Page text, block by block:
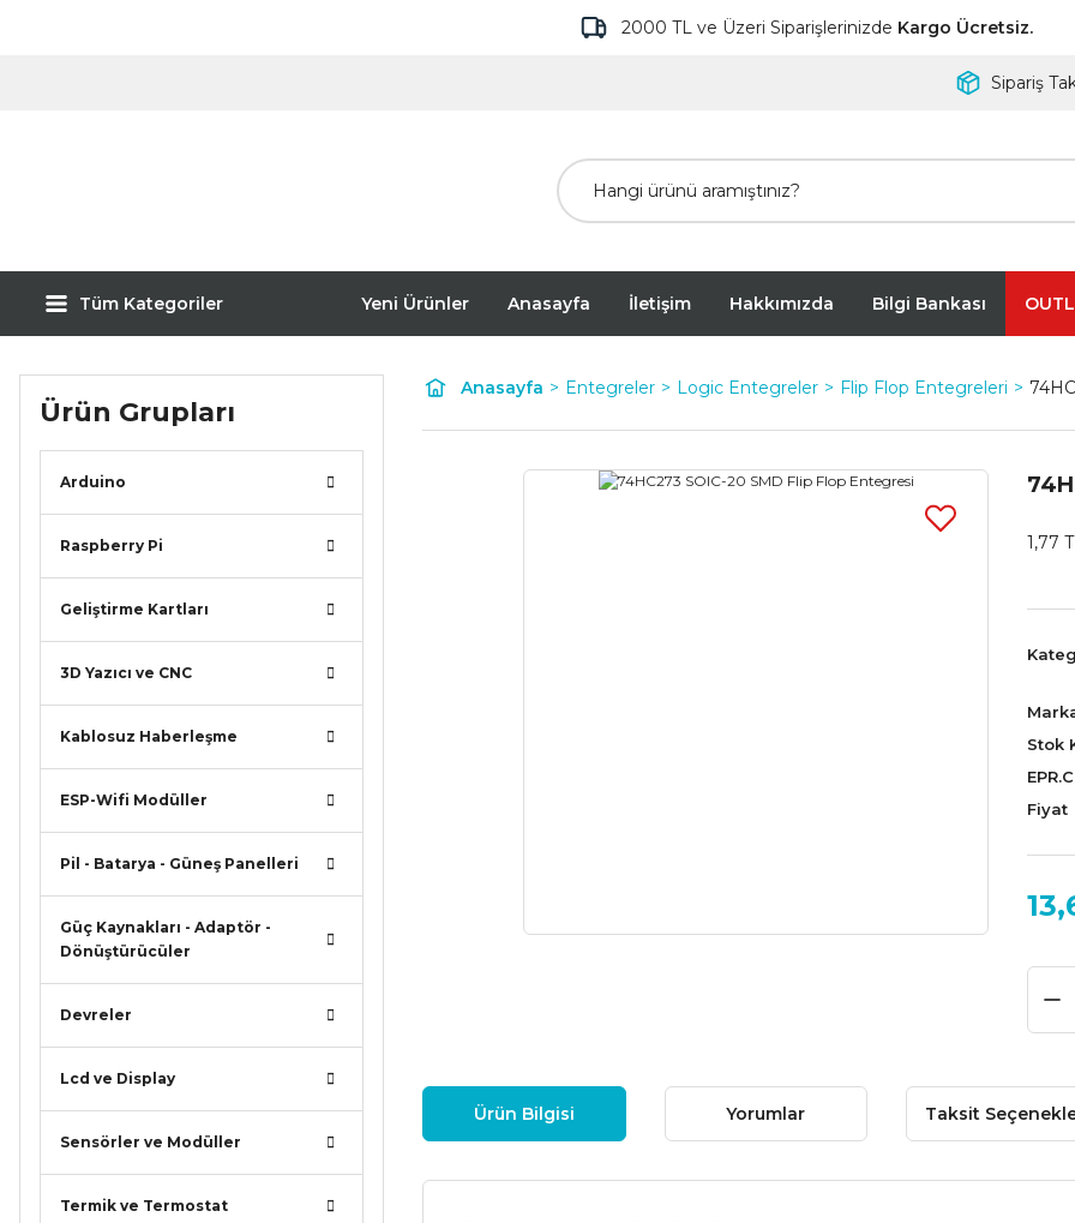
2000 TL ve Üzeri Siparişlerinizde Kargo Ücretsiz.
Sipariş
Tüm Kategoriler Yeni Ürünler Anasayfa İletişim Hakkımızda Bilgi Bankası
Ürün Grupları
Arduino
Raspberry Pi
Geliştirme Kartları
3D Yazıcı ve CNC
Kablosuz Haberleşme
ESP-Wifi Modüller
Pil - Batarya - Güneş Panelleri
Güç Kaynakları - Adaptör -
Dönüştürücüler
Devreler
Lcd ve Display
Sensörler ve Modüller
Termik ve Termostat
Anasayfa Entegreler Logic Entegreler Flip Flop Entegreleri
1,77
Stok
Fiyat
Ürün Bilgisi Yorumlar Taksit